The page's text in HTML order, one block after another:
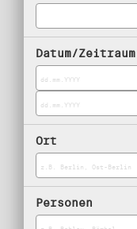
Datum/Zeitraum
Ort
Personen